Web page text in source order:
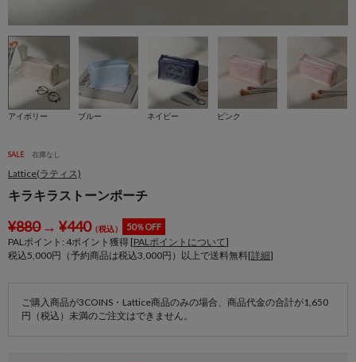
アイボリー ブルー ネイビー ピンク
SALE 在庫なし
Lattice(ラティス)
キラキラストーンポーチ
¥880→ ¥440（税込） 50％OFF
PALポイント: 4ポイント獲得 [PALポイントについて]
税込5,000円（予約商品は税込3,000円）以上で送料無料[詳細]
ご購入商品が3COINS・Lattice商品のみの場合、商品代金の合計が1,650
円（税込）未満のご注文はできません。